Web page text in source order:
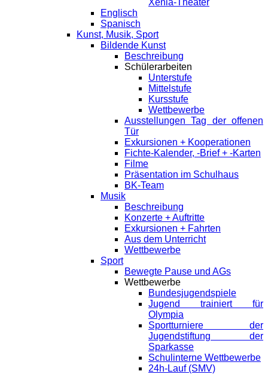
Xenia-Theater
Englisch
Spanisch
Kunst, Musik, Sport
Bildende Kunst
Beschreibung
Schülerarbeiten
Unterstufe
Mittelstufe
Kursstufe
Wettbewerbe
Ausstellungen Tag der offenen
Tür
Exkursionen + Kooperationen
Fichte-Kalender, -Brief + -Karten
Filme
Präsentation im Schulhaus
BK-Team
Musik
Beschreibung
Konzerte + Auftritte
Exkursionen + Fahrten
Aus dem Unterricht
Wettbewerbe
Sport
Bewegte Pause und AGs
Wettbewerbe
Bundesjugendspiele
Jugend trainiert für
Olympia
Sportturniere der
Jugendstiftung der
Sparkasse
Schulinterne Wettbewerbe
24h-Lauf (SMV)